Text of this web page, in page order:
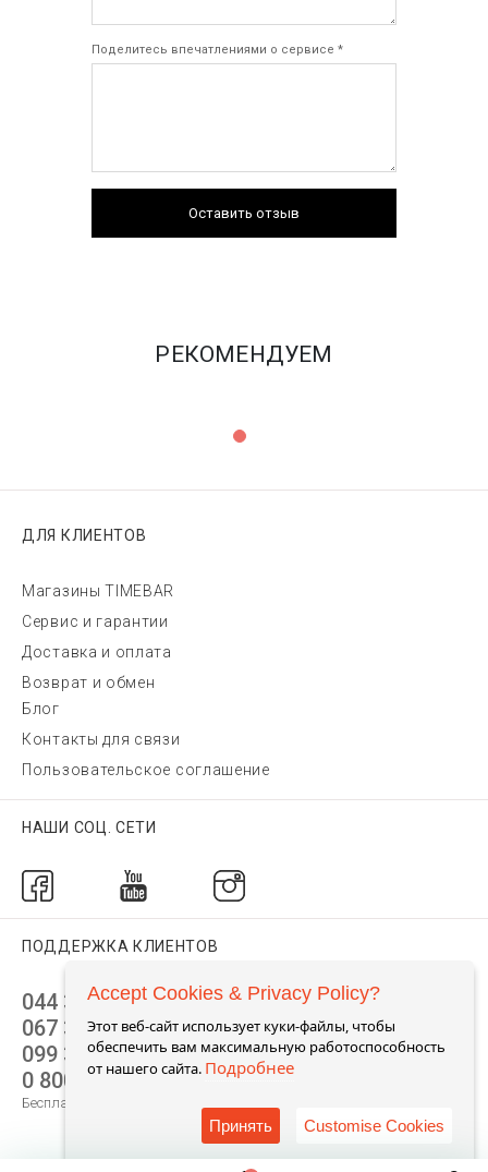
Поделитесь впечатлениями о сервисе *
Оставить отзыв
РЕКОМЕНДУЕМ
ДЛЯ КЛИЕНТОВ
Магазины TIMEBAR
Сервис и гарантии
Доставка и оплата
Возврат и обмен
Блог
Контакты для связи
Пользовательское соглашение
НАШИ СОЦ. СЕТИ
ПОДДЕРЖКА КЛИЕНТОВ
044 392 44 45
067 344 14 44 (viber)
099 399 23 80
0 800 305 805
Бесплатно по Украине
Accept Cookies & Privacy Policy?
Этот веб-сайт использует куки-файлы, чтобы
обеспечить вам максимальную работоспособность
от нашего сайта. Подробнее
Принять Customise Cookies